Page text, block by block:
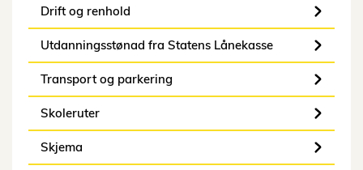
Drift og renhold
Utdanningsstønad fra Statens Lånekasse
Transport og parkering
Skoleruter
Skjema